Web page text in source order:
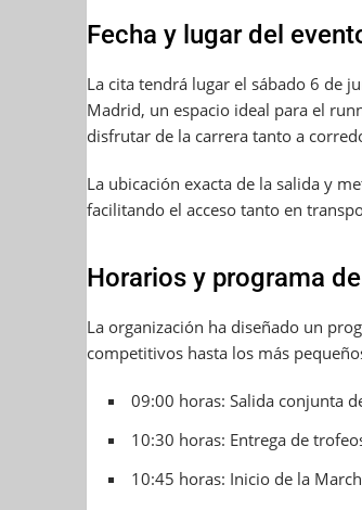
Fecha y lugar del
La cita tendrá lugar el sábado 6 de
Madrid, un espacio ideal para el
disfrutar de la carrera tanto a
La ubicación exacta de la salida y
facilitando el acceso tanto en
Horarios y programa
La organización ha diseñado un
competitivos hasta los más
09:00 horas: Salida conjunta
10:30 horas: Entrega de
10:45 horas: Inicio de la